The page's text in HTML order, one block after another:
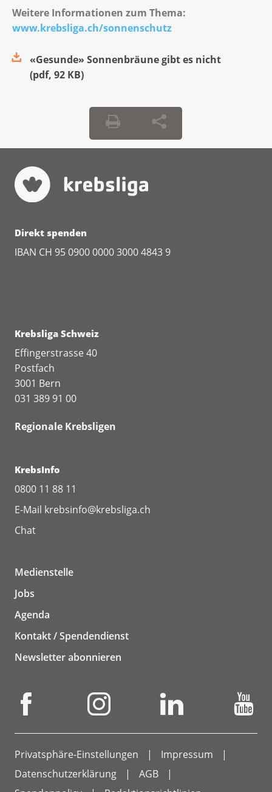
Weitere Informationen zum Thema:
www.krebsliga.ch/sonnenschutz
«Gesunde» Sonnenbräune gibt es nicht
(pdf, 92 KB)
Direkt spenden
IBAN CH 95 0900 0000 3000 4843 9
Krebsliga Schweiz
Effingerstrasse 40
Postfach
3001 Bern
031 389 91 00
Regionale Krebsligen
KrebsInfo
0800 11 88 11
E-Mail krebsinfo@krebsliga.ch
Chat
Medienstelle
Jobs
Agenda
Kontakt / Spendendienst
Newsletter abonnieren
Privatsphäre-Einstellungen
Impressum
Datenschutzerklärung
AGB